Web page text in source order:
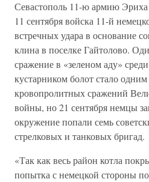
Севастополь 11-ю армию
11 сентября войска 11-й
встречных удара в основание
клина в поселке Гайтолово.
сражение в «зеленом аду»
кустарником болот стало
кровопролитных сражений
войны, но 21 сентября немцы
окружение попали семь
стрелковых и танковых бригад.
«Так как весь район котла
попытка с немецкой стороны